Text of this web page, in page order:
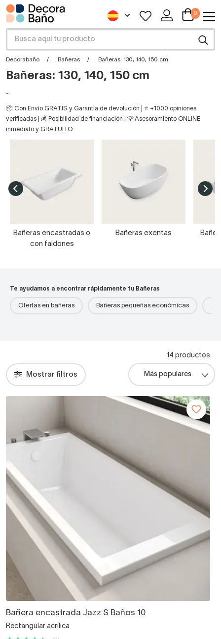
0
Decorabaño Bañeras Bañeras: 130, 140, 150 cm
Bañeras: 130, 140, 150 cm
-
📦 Con Envío GRATIS y Garantía de devolución | ⭐ +1000 opiniones
verificadas | 💰 Posibilidad de financiación | 💡 Asesoramiento ONLINE
inmediato y GRATUITO
Bañeras encastradas o
con faldones
Bañeras exentas
Te ayudamos a encontrar rápidamente tu Bañeras
Ofertas en bañeras Bañeras pequeñas económicas
Mostrar filtros
14 productos
Bañera encastrada Jazz S Baños 10
Rectangular acrílica